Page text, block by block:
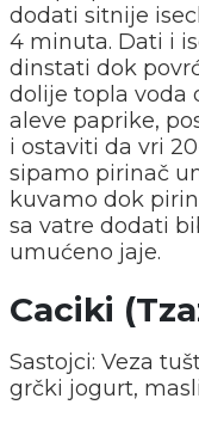
dodati sitnije
4 minuta. Dati i
dinstati dok
dolije topla voda
aleve paprike,
i ostaviti da vri
sipamo pirinač
kuvamo dok
sa vatre dodati
umućeno jaje.
Caciki
Sastojci: Veza
grčki jogurt,